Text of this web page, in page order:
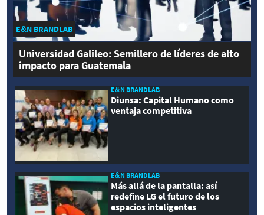
E&N BRANDLAB
Universidad Galileo: Semillero de líderes de alto
impacto para Guatemala
E&N BRANDLAB
Diunsa: Capital Humano como
ventaja competitiva
E&N BRANDLAB
Más allá de la pantalla: así
redefine LG el futuro de los
espacios inteligentes